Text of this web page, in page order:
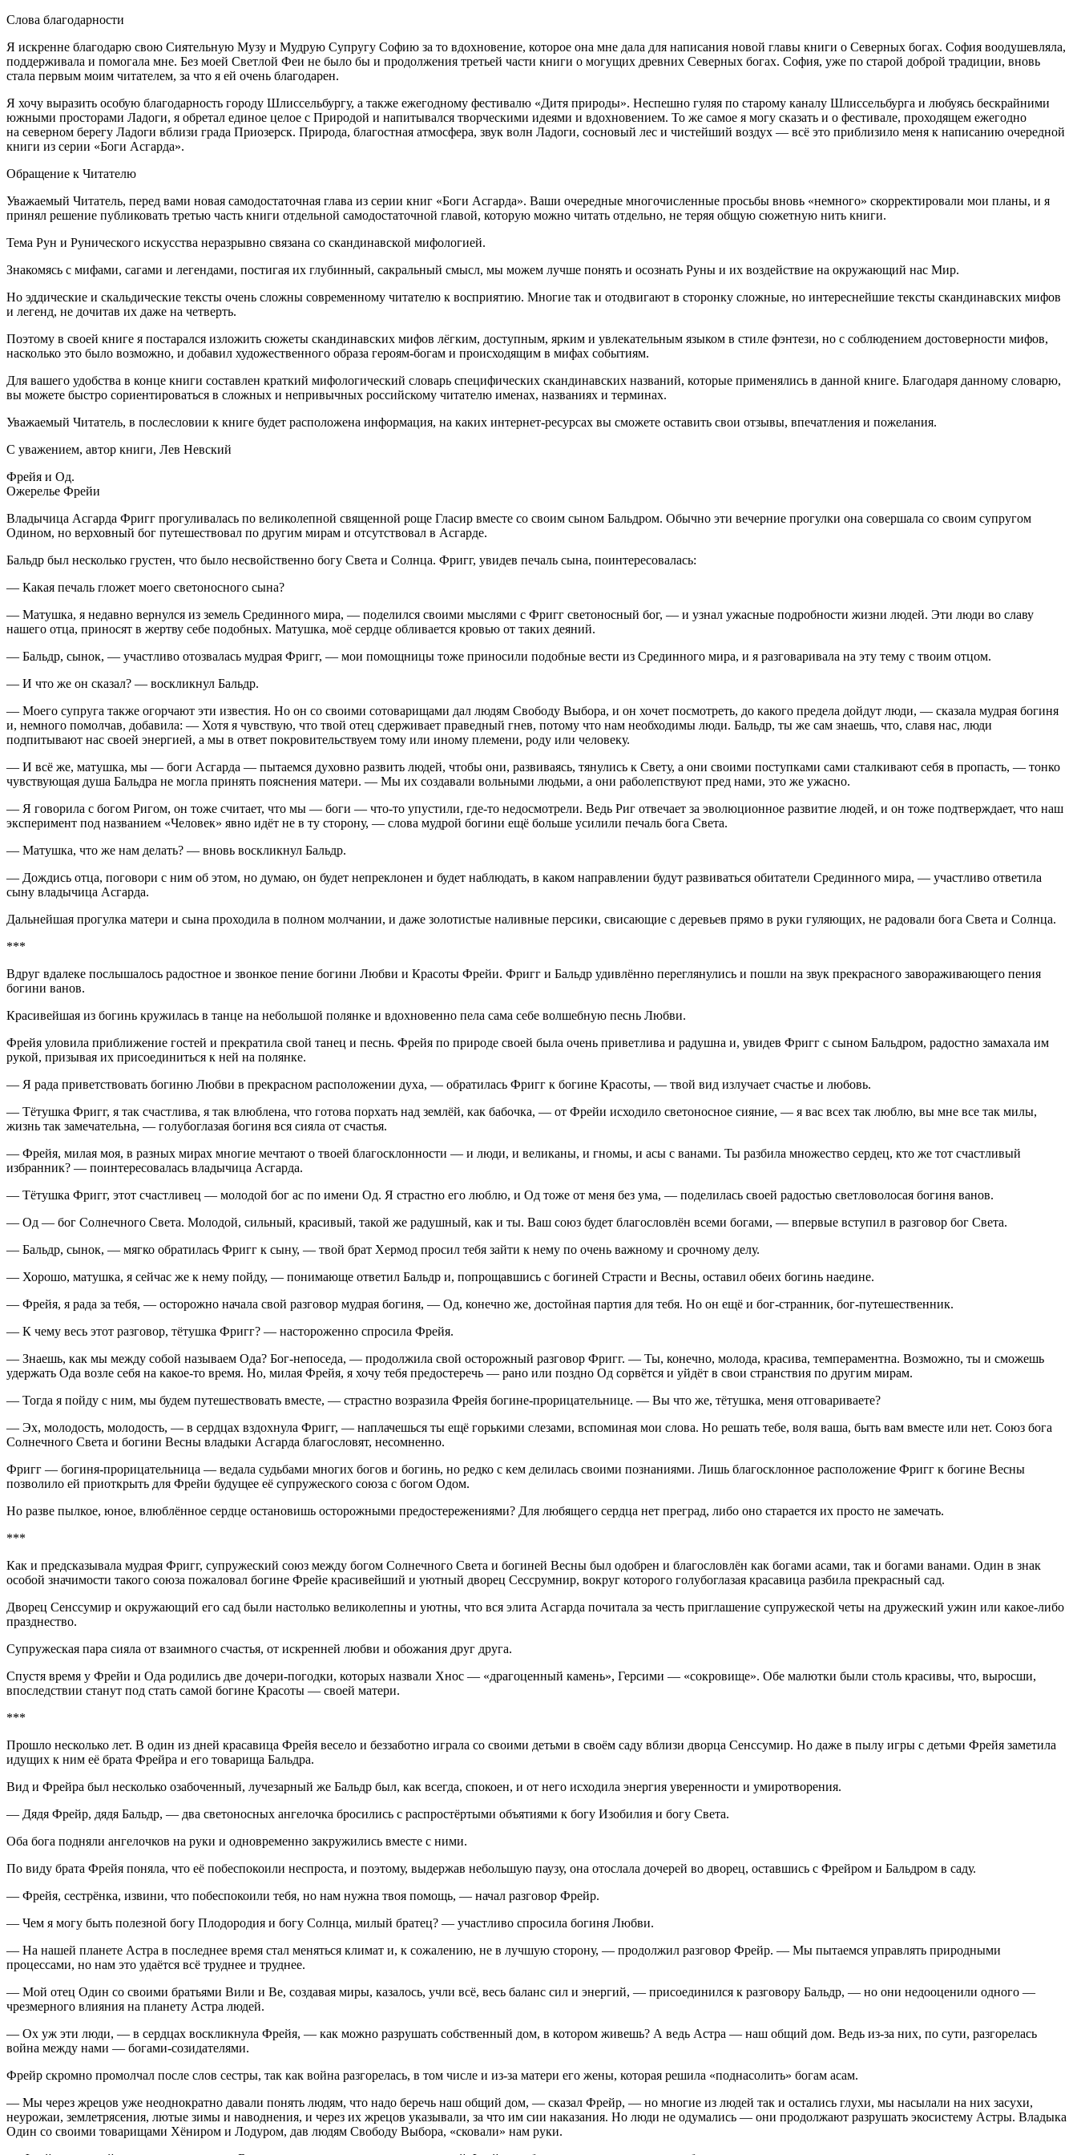
Слова благодарности
Я искренне благодарю свою Сиятельную Музу и Мудрую Супругу Софию за то вдохновение, которое она мне дала для написания новой главы книги о Северных богах. София воодушевляла,
поддерживала и помогала мне. Без моей Светлой Феи не было бы и продолжения третьей части книги о могущих древних Северных богах. София, уже по старой доброй традиции, вновь
стала первым моим читателем, за что я ей очень благодарен.
Я хочу выразить особую благодарность городу Шлиссельбургу, а также ежегодному фестивалю «Дитя природы». Неспешно гуляя по старому каналу Шлиссельбурга и любуясь бескрайними
южными просторами Ладоги, я обретал единое целое с Природой и напитывался творческими идеями и вдохновением. То же самое я могу сказать и о фестивале, проходящем ежегодно
на северном берегу Ладоги вблизи града Приозерск. Природа, благостная атмосфера, звук волн Ладоги, сосновый лес и чистейший воздух — всё это приблизило меня к написанию очередной
книги из серии «Боги Асгарда».
Обращение к Читателю
Уважаемый Читатель, перед вами новая самодостаточная глава из серии книг «Боги Асгарда». Ваши очередные многочисленные просьбы вновь «немного» скорректировали мои планы, и я
принял решение публиковать третью часть книги отдельной самодостаточной главой, которую можно читать отдельно, не теряя общую сюжетную нить книги.
Тема Рун и Рунического искусства неразрывно связана со скандинавской мифологией.
Знакомясь с мифами, сагами и легендами, постигая их глубинный, сакральный смысл, мы можем лучше понять и осознать Руны и их воздействие на окружающий нас Мир.
Но эддические и скальдические тексты очень сложны современному читателю к восприятию. Многие так и отодвигают в сторонку сложные, но интереснейшие тексты скандинавских мифов
и легенд, не дочитав их даже на четверть.
Поэтому в своей книге я постарался изложить сюжеты скандинавских мифов лёгким, доступным, ярким и увлекательным языком в стиле фэнтези, но с соблюдением достоверности мифов,
насколько это было возможно, и добавил художественного образа героям-богам и происходящим в мифах событиям.
Для вашего удобства в конце книги составлен краткий мифологический словарь специфических скандинавских названий, которые применялись в данной книге. Благодаря данному словарю,
вы можете быстро сориентироваться в сложных и непривычных российскому читателю именах, названиях и терминах.
Уважаемый Читатель, в послесловии к книге будет расположена информация, на каких интернет-ресурсах вы сможете оставить свои отзывы, впечатления и пожелания.
С уважением, автор книги, Лев Невский
Фрейя и Од.
Ожерелье Фрейи
Владычица Асгарда Фригг прогуливалась по великолепной священной роще Гласир вместе со своим сыном Бальдром. Обычно эти вечерние прогулки она совершала со своим супругом
Одином, но верховный бог путешествовал по другим мирам и отсутствовал в Асгарде.
Бальдр был несколько грустен, что было несвойственно богу Света и Солнца. Фригг, увидев печаль сына, поинтересовалась:
— Какая печаль гложет моего светоносного сына?
— Матушка, я недавно вернулся из земель Срединного мира, — поделился своими мыслями с Фригг светоносный бог, — и узнал ужасные подробности жизни людей. Эти люди во славу
нашего отца, приносят в жертву себе подобных. Матушка, моё сердце обливается кровью от таких деяний.
— Бальдр, сынок, — участливо отозвалась мудрая Фригг, — мои помощницы тоже приносили подобные вести из Срединного мира, и я разговаривала на эту тему с твоим отцом.
— И что же он сказал? — воскликнул Бальдр.
— Моего супруга также огорчают эти известия. Но он со своими сотоварищами дал людям Свободу Выбора, и он хочет посмотреть, до какого предела дойдут люди, — сказала мудрая богиня
и, немного помолчав, добавила: — Хотя я чувствую, что твой отец сдерживает праведный гнев, потому что нам необходимы люди. Бальдр, ты же сам знаешь, что, славя нас, люди
подпитывают нас своей энергией, а мы в ответ покровительствуем тому или иному племени, роду или человеку.
— И всё же, матушка, мы — боги Асгарда — пытаемся духовно развить людей, чтобы они, развиваясь, тянулись к Свету, а они своими поступками сами сталкивают себя в пропасть, — тонко
чувствующая душа Бальдра не могла принять пояснения матери. — Мы их создавали вольными людьми, а они раболепствуют пред нами, это же ужасно.
— Я говорила с богом Ригом, он тоже считает, что мы — боги — что-то упустили, где-то недосмотрели. Ведь Риг отвечает за эволюционное развитие людей, и он тоже подтверждает, что наш
эксперимент под названием «Человек» явно идёт не в ту сторону, — слова мудрой богини ещё больше усилили печаль бога Света.
— Матушка, что же нам делать? — вновь воскликнул Бальдр.
— Дождись отца, поговори с ним об этом, но думаю, он будет непреклонен и будет наблюдать, в каком направлении будут развиваться обитатели Срединного мира, — участливо ответила
сыну владычица Асгарда.
Дальнейшая прогулка матери и сына проходила в полном молчании, и даже золотистые наливные персики, свисающие с деревьев прямо в руки гуляющих, не радовали бога Света и Солнца.
***
Вдруг вдалеке послышалось радостное и звонкое пение богини Любви и Красоты Фрейи. Фригг и Бальдр удивлённо переглянулись и пошли на звук прекрасного завораживающего пения
богини ванов.
Красивейшая из богинь кружилась в танце на небольшой полянке и вдохновенно пела сама себе волшебную песнь Любви.
Фрейя уловила приближение гостей и прекратила свой танец и песнь. Фрейя по природе своей была очень приветлива и радушна и, увидев Фригг с сыном Бальдром, радостно замахала им
рукой, призывая их присоединиться к ней на полянке.
— Я рада приветствовать богиню Любви в прекрасном расположении духа, — обратилась Фригг к богине Красоты, — твой вид излучает счастье и любовь.
— Тётушка Фригг, я так счастлива, я так влюблена, что готова порхать над землёй, как бабочка, — от Фрейи исходило светоносное сияние, — я вас всех так люблю, вы мне все так милы,
жизнь так замечательна, — голубоглазая богиня вся сияла от счастья.
— Фрейя, милая моя, в разных мирах многие мечтают о твоей благосклонности — и люди, и великаны, и гномы, и асы с ванами. Ты разбила множество сердец, кто же тот счастливый
избранник? — поинтересовалась владычица Асгарда.
— Тётушка Фригг, этот счастливец — молодой бог ас по имени Од. Я страстно его люблю, и Од тоже от меня без ума, — поделилась своей радостью светловолосая богиня ванов.
— Од — бог Солнечного Света. Молодой, сильный, красивый, такой же радушный, как и ты. Ваш союз будет благословлён всеми богами, — впервые вступил в разговор бог Света.
— Бальдр, сынок, — мягко обратилась Фригг к сыну, — твой брат Хермод просил тебя зайти к нему по очень важному и срочному делу.
— Хорошо, матушка, я сейчас же к нему пойду, — понимающе ответил Бальдр и, попрощавшись с богиней Страсти и Весны, оставил обеих богинь наедине.
— Фрейя, я рада за тебя, — осторожно начала свой разговор мудрая богиня, — Од, конечно же, достойная партия для тебя. Но он ещё и бог-странник, бог-путешественник.
— К чему весь этот разговор, тётушка Фригг? — настороженно спросила Фрейя.
— Знаешь, как мы между собой называем Ода? Бог-непоседа, — продолжила свой осторожный разговор Фригг. — Ты, конечно, молода, красива, темпераментна. Возможно, ты и сможешь
удержать Ода возле себя на какое-то время. Но, милая Фрейя, я хочу тебя предостеречь — рано или поздно Од сорвётся и уйдёт в свои странствия по другим мирам.
— Тогда я пойду с ним, мы будем путешествовать вместе, — страстно возразила Фрейя богине-прорицательнице. — Вы что же, тётушка, меня отговариваете?
— Эх, молодость, молодость, — в сердцах вздохнула Фригг, — наплачешься ты ещё горькими слезами, вспоминая мои слова. Но решать тебе, воля ваша, быть вам вместе или нет. Союз бога
Солнечного Света и богини Весны владыки Асгарда благословят, несомненно.
Фригг — богиня-прорицательница — ведала судьбами многих богов и богинь, но редко с кем делилась своими познаниями. Лишь благосклонное расположение Фригг к богине Весны
позволило ей приоткрыть для Фрейи будущее её супружеского союза с богом Одом.
Но разве пылкое, юное, влюблённое сердце остановишь осторожными предостережениями? Для любящего сердца нет преград, либо оно старается их просто не замечать.
***
Как и предсказывала мудрая Фригг, супружеский союз между богом Солнечного Света и богиней Весны был одобрен и благословлён как богами асами, так и богами ванами. Один в знак
особой значимости такого союза пожаловал богине Фрейе красивейший и уютный дворец Сессрумнир, вокруг которого голубоглазая красавица разбила прекрасный сад.
Дворец Сенссумир и окружающий его сад были настолько великолепны и уютны, что вся элита Асгарда почитала за честь приглашение супружеской четы на дружеский ужин или какое-либо
празднество.
Супружеская пара сияла от взаимного счастья, от искренней любви и обожания друг друга.
Спустя время у Фрейи и Ода родились две дочери-погодки, которых назвали Хнос — «драгоценный камень», Герсими — «сокровище». Обе малютки были столь красивы, что, выросши,
впоследствии станут под стать самой богине Красоты — своей матери.
***
Прошло несколько лет. В один из дней красавица Фрейя весело и беззаботно играла со своими детьми в своём саду вблизи дворца Сенссумир. Но даже в пылу игры с детьми Фрейя заметила
идущих к ним её брата Фрейра и его товарища Бальдра.
Вид и Фрейра был несколько озабоченный, лучезарный же Бальдр был, как всегда, спокоен, и от него исходила энергия уверенности и умиротворения.
— Дядя Фрейр, дядя Бальдр, — два светоносных ангелочка бросились с распростёртыми объятиями к богу Изобилия и богу Света.
Оба бога подняли ангелочков на руки и одновременно закружились вместе с ними.
По виду брата Фрейя поняла, что её побеспокоили неспроста, и поэтому, выдержав небольшую паузу, она отослала дочерей во дворец, оставшись с Фрейром и Бальдром в саду.
— Фрейя, сестрёнка, извини, что побеспокоили тебя, но нам нужна твоя помощь, — начал разговор Фрейр.
— Чем я могу быть полезной богу Плодородия и богу Солнца, милый братец? — участливо спросила богиня Любви.
— На нашей планете Астра в последнее время стал меняться климат и, к сожалению, не в лучшую сторону, — продолжил разговор Фрейр. — Мы пытаемся управлять природными
процессами, но нам это удаётся всё труднее и труднее.
— Мой отец Один со своими братьями Вили и Ве, создавая миры, казалось, учли всё, весь баланс сил и энергий, — присоединился к разговору Бальдр, — но они недооценили одного —
чрезмерного влияния на планету Астра людей.
— Ох уж эти люди, — в сердцах воскликнула Фрейя, — как можно разрушать собственный дом, в котором живешь? А ведь Астра — наш общий дом. Ведь из-за них, по сути, разгорелась
война между нами — богами-созидателями.
Фрейр скромно промолчал после слов сестры, так как война разгорелась, в том числе и из-за матери его жены, которая решила «поднасолить» богам асам.
— Мы через жрецов уже неоднократно давали понять людям, что надо беречь наш общий дом, — сказал Фрейр, — но многие из людей так и остались глухи, мы насылали на них засухи,
неурожаи, землетрясения, лютые зимы и наводнения, и через их жрецов указывали, за что им сии наказания. Но люди не одумались — они продолжают разрушать экосистему Астры. Владыка
Один со своими товарищами Хёниром и Лодуром, дав людям Свободу Выбора, «сковали» нам руки.